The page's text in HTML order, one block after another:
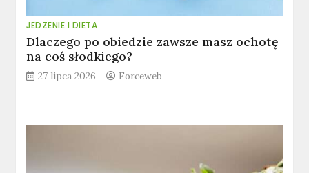
JEDZENIE I DIETA
Dlaczego po obiedzie zawsze masz ochotę
na coś słodkiego?
27 lipca 2026 Forceweb